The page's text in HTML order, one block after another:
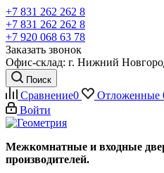
+7 831 262 262 8
+7 831 262 262 8
+7 920 068 63 78
Заказать звонок
Офис-склад: г. Нижний
Поиск
Сравнение0 Отложенные
Войти
Межкомнатные и входные
производителей.